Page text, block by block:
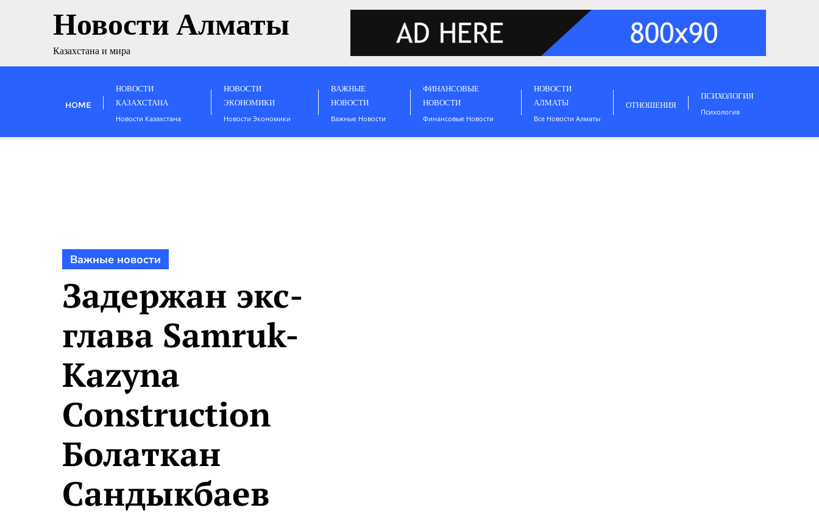
Новости Алматы
Казахстана и мира
HOME
НОВОСТИ
КАЗАХСТАНА
Новости Казахстана
НОВОСТИ
ЭКОНОМИКИ
Новости Экономики
ВАЖНЫЕ
НОВОСТИ
Важные Новости
ФИНАНСОВЫЕ
НОВОСТИ
Финансовые Новости
НОВОСТИ
АЛМАТЫ
Все Новости Алматы
ОТНОШЕНИЯ
ПСИХОЛОГИЯ
Психология
Важные новости
Задержан экс-
глава Samruk-
Kazyna
Construction
Болаткан
Сандыкбаев